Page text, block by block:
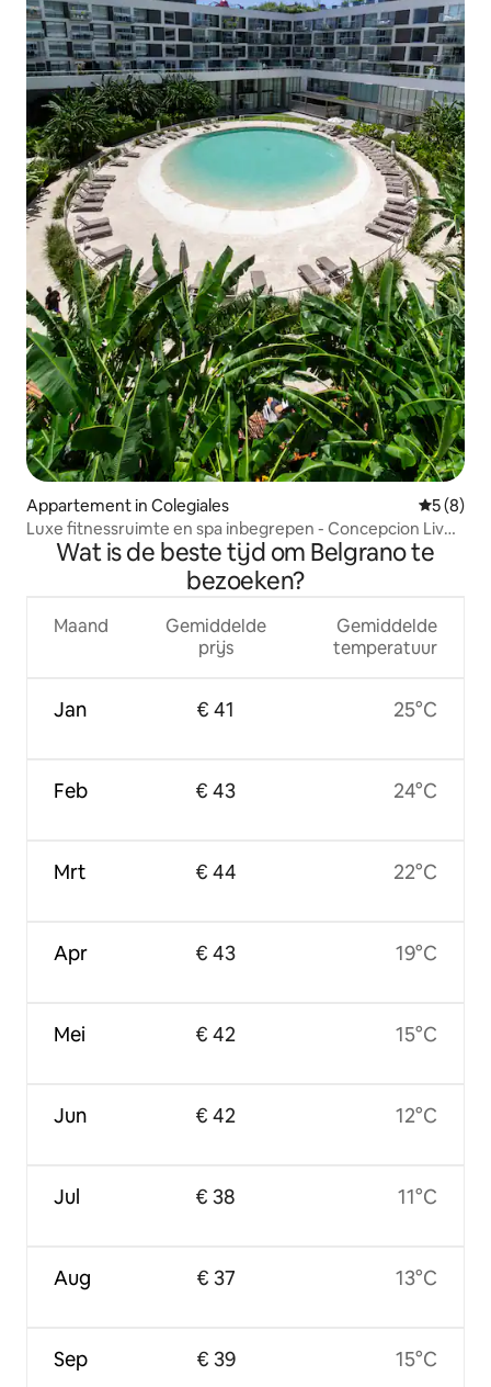
Appartement in Colegiales
5 (8)
Luxe fitnessruimte en spa inbegrepen - Concepcion Live
Palermo
Wat is de beste tijd om Belgrano te
bezoeken?
Maand
Jan
Feb
Mrt
Apr
Mei
Jun
Jul
Aug
Sep
Gemiddelde
prijs
€ 41
€ 43
€ 44
€ 43
€ 42
€ 42
€ 38
€ 37
€ 39
Gemiddelde
temperatuur
25°C
24°C
22°C
19°C
15°C
12°C
11°C
13°C
15°C